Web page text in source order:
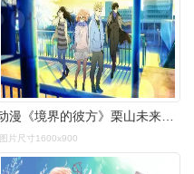
图片尺寸1600x900